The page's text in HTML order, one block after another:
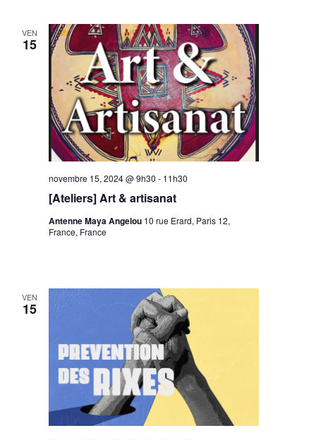
VEN
15
[Ateliers] Art & artisanat
novembre 15, 2024 @ 9h30 - 11h30
Antenne Maya Angelou 10 rue Erard, Paris 12,
France, France
VEN
15